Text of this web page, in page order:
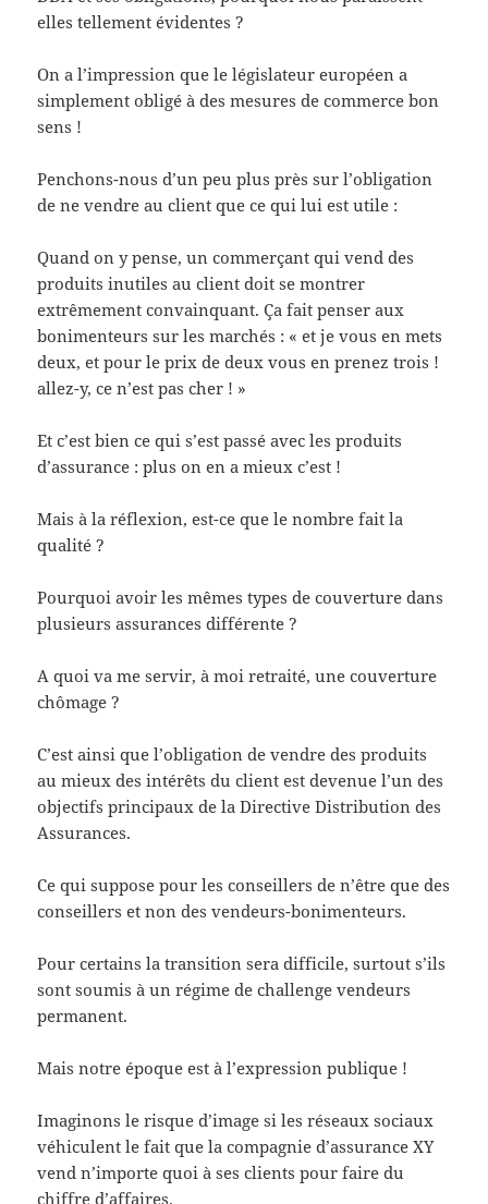
elles tellement évidentes ?
On a l’impression que le législateur européen a
simplement obligé à des mesures de commerce bon
sens !
Penchons-nous d’un peu plus près sur l’obligation
de ne vendre au client que ce qui lui est utile :
Quand on y pense, un commerçant qui vend des
produits inutiles au client doit se montrer
extrêmement convainquant. Ça fait penser aux
bonimenteurs sur les marchés : « et je vous en mets
deux, et pour le prix de deux vous en prenez trois !
allez-y, ce n’est pas cher ! »
Et c’est bien ce qui s’est passé avec les produits
d’assurance : plus on en a mieux c’est !
Mais à la réflexion, est-ce que le nombre fait la
qualité ?
Pourquoi avoir les mêmes types de couverture dans
plusieurs assurances différente ?
A quoi va me servir, à moi retraité, une couverture
chômage ?
C’est ainsi que l’obligation de vendre des produits
au mieux des intérêts du client est devenue l’un des
objectifs principaux de la Directive Distribution des
Assurances.
Ce qui suppose pour les conseillers de n’être que des
conseillers et non des vendeurs-bonimenteurs.
Pour certains la transition sera difficile, surtout s’ils
sont soumis à un régime de challenge vendeurs
permanent.
Mais notre époque est à l’expression publique !
Imaginons le risque d’image si les réseaux sociaux
véhiculent le fait que la compagnie d’assurance XY
vend n’importe quoi à ses clients pour faire du
chiffre d’affaires.